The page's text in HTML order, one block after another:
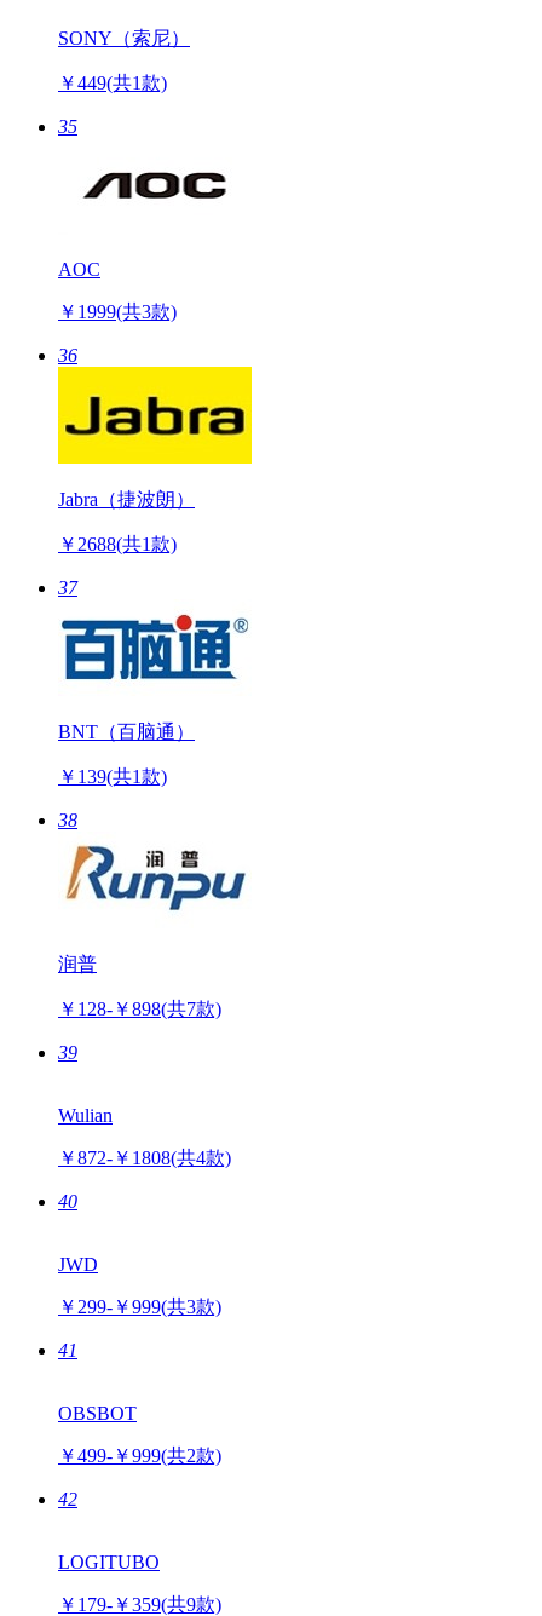
SONY（索尼）
￥449(共1款)
35
AOC
￥1999(共3款)
36
Jabra（捷波朗）
￥2688(共1款)
37
BNT（百脑通）
￥139(共1款)
38
润普
￥128-￥898(共7款)
39
Wulian
￥872-￥1808(共4款)
40
JWD
￥299-￥999(共3款)
41
OBSBOT
￥499-￥999(共2款)
42
LOGITUBO
￥179-￥359(共9款)